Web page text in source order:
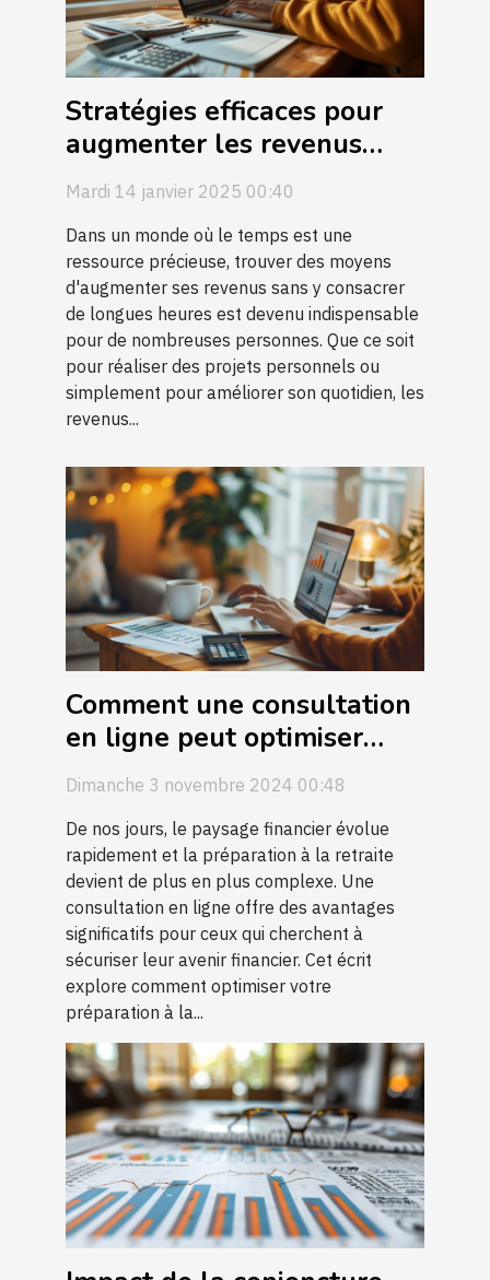
Stratégies efficaces pour
augmenter les revenus
complémentaires avec peu
de temps quotidien
Mardi 14 janvier 2025 00:40
Dans un monde où le temps est une
ressource précieuse, trouver des moyens
d'augmenter ses revenus sans y consacrer
de longues heures est devenu indispensable
pour de nombreuses personnes. Que ce soit
pour réaliser des projets personnels ou
simplement pour améliorer son quotidien, les
revenus...
Comment une consultation
en ligne peut optimiser
votre préparation à la
retraite
Dimanche 3 novembre 2024 00:48
De nos jours, le paysage financier évolue
rapidement et la préparation à la retraite
devient de plus en plus complexe. Une
consultation en ligne offre des avantages
significatifs pour ceux qui cherchent à
sécuriser leur avenir financier. Cet écrit
explore comment optimiser votre
préparation à la...